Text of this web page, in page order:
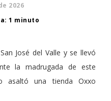
2026
1 minuto
José del Valle y se llevó
la madrugada de este
asaltó una tienda Oxxo